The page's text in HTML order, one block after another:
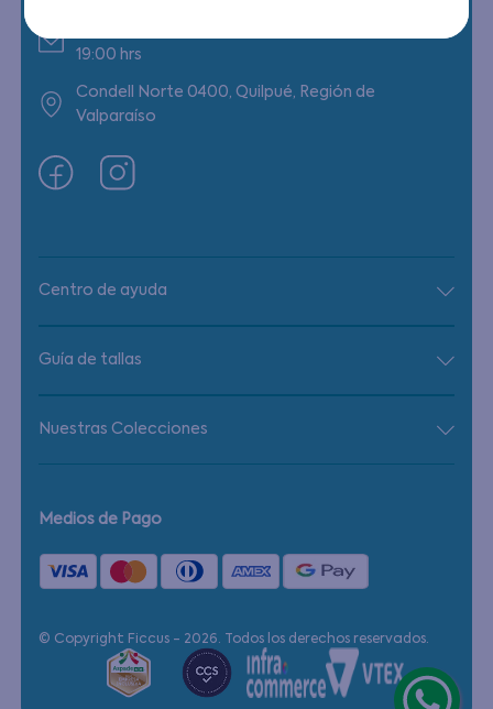
19:00 hrs
Condell Norte 0400, Quilpué, Región de
Valparaíso
Centro de ayuda
Guía de tallas
Nuestras Colecciones
Medios de Pago
© Copyright Ficcus - 2026. Todos los derechos reservados.